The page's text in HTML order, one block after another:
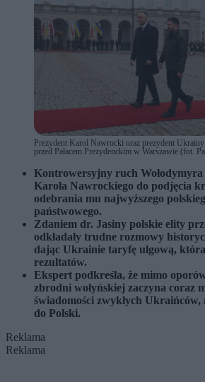
Prezydent Karol Nawrocki oraz prezydent Ukrainy
przed Pałacem Prezydenckim w Warszawie (fot.
Kontrowersyjny ruch Wołodymyra
Karola Nawrockiego do podjęcia
odebrania mu najwyższego
państwowego.
Zdaniem dr. Jasiny polskie elity
odkładały trudne rozmowy
dając Ukrainie taryfę ulgową, która
rezultatów.
Ekspert podkreśla, że mimo
zbrodni wołyńskiej zaczyna coraz
świadomości zwykłych
do Polski.
Reklama
Reklama